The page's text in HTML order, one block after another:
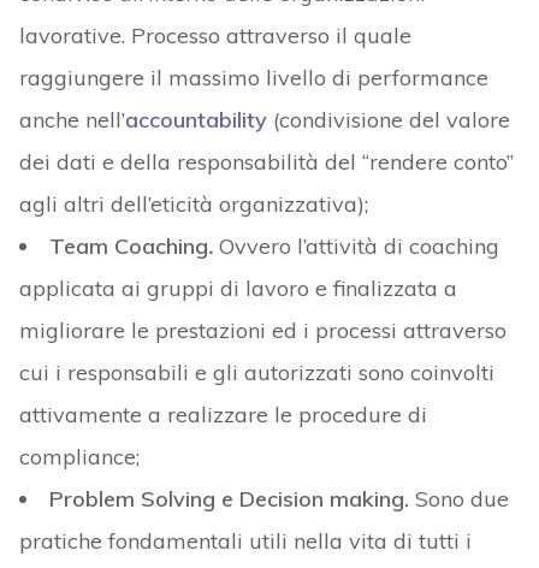
lavorative. Processo attraverso il quale
raggiungere il massimo livello di performance
anche nell’accountability(condivisione del valore
dei dati e della responsabilità del “rendere conto”
agli altri dell’eticità organizzativa);
Team Coaching.Ovvero l’attività di coaching
applicata ai gruppi di lavoro e finalizzata a
migliorare le prestazioni ed i processi attraverso
cui i responsabili e gli autorizzati sono coinvolti
attivamente a realizzare le procedure di
compliance;
Problem Solving e Decision making. Sono due
pratiche fondamentali utili nella vita di tutti i